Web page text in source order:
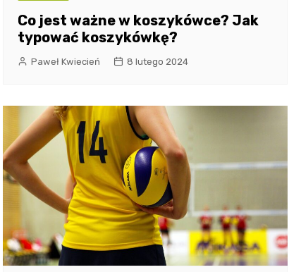
Co jest ważne w koszykówce? Jak
typować koszykówkę?
Paweł Kwiecień 8 lutego 2024